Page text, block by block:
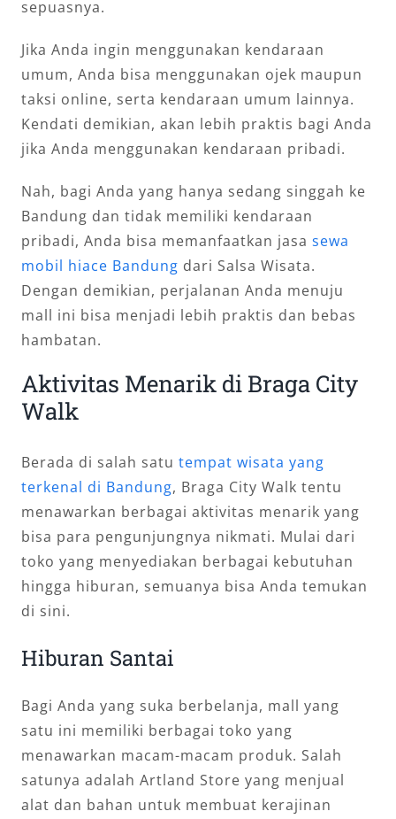
sepuasnya.
Jika Anda ingin menggunakan kendaraan
umum, Anda bisa menggunakan ojek maupun
taksi online, serta kendaraan umum lainnya.
Kendati demikian, akan lebih praktis bagi Anda
jika Anda menggunakan kendaraan pribadi.
Nah, bagi Anda yang hanya sedang singgah ke
Bandung dan tidak memiliki kendaraan
pribadi, Anda bisa memanfaatkan jasa sewa
mobil hiace Bandung dari Salsa Wisata.
Dengan demikian, perjalanan Anda menuju
mall ini bisa menjadi lebih praktis dan bebas
hambatan.
Aktivitas Menarik di Braga City
Walk
Berada di salah satu tempat wisata yang
terkenal di Bandung, Braga City Walk tentu
menawarkan berbagai aktivitas menarik yang
bisa para pengunjungnya nikmati. Mulai dari
toko yang menyediakan berbagai kebutuhan
hingga hiburan, semuanya bisa Anda temukan
di sini.
Hiburan Santai
Bagi Anda yang suka berbelanja, mall yang
satu ini memiliki berbagai toko yang
menawarkan macam-macam produk. Salah
satunya adalah Artland Store yang menjual
alat dan bahan untuk membuat kerajinan